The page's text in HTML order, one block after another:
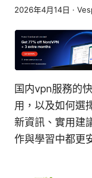
2026年4月14日 ·
国内vpn服務的
用，以及如何選
新資訊、實用建
作與學習中都更